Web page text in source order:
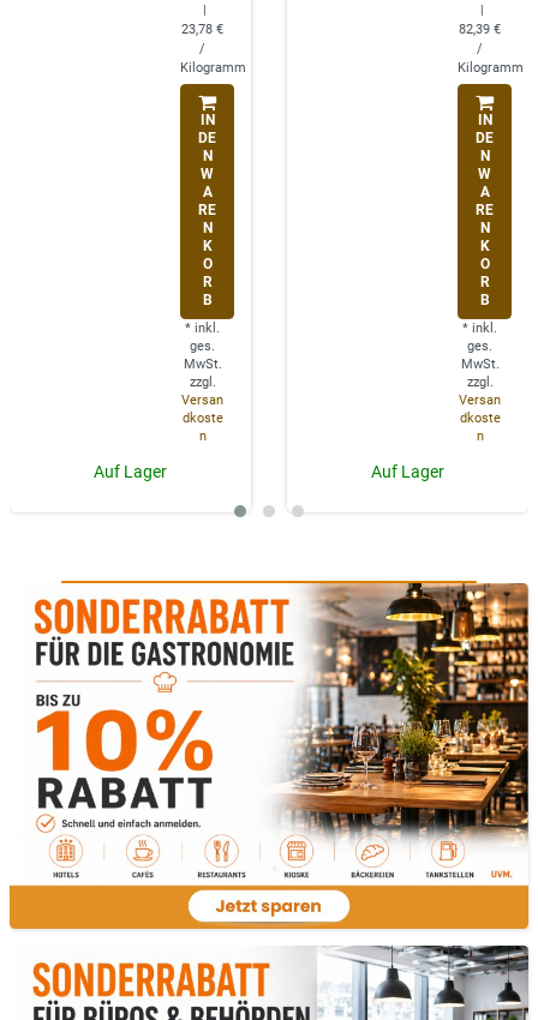
|
23,78 €
/
Kilogramm
IN
DE
N
W
A
RE
N
K
O
R
B
* inkl.
ges.
MwSt.
zzgl.
Versan
dkoste
n
Auf Lager
|
82,39 €
/
Kilogramm
IN
DE
N
W
A
RE
N
K
O
R
B
* inkl.
ges.
MwSt.
zzgl.
Versan
dkoste
n
Auf Lager